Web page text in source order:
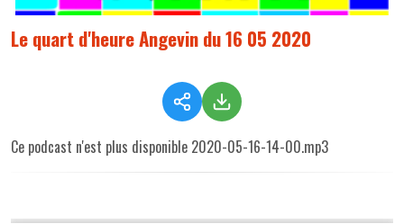
Le quart d'heure Angevin du 16 05 2020
Ce podcast n'est plus disponible 2020-05-16-14-00.mp3